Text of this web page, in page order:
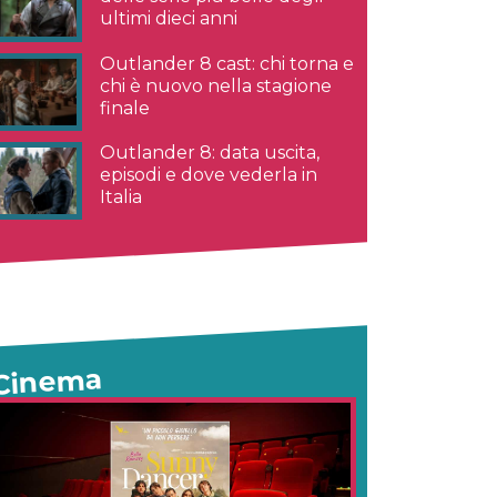
ultimi dieci anni
Outlander 8 cast: chi torna e
chi è nuovo nella stagione
finale
Outlander 8: data uscita,
episodi e dove vederla in
Italia